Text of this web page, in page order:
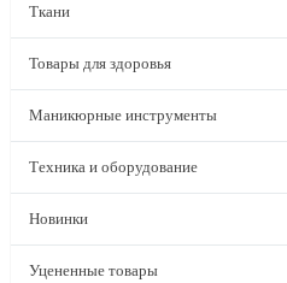
Ткани
Товары для здоровья
Маникюрные инструменты
Техника и оборудование
Новинки
Уцененные товары